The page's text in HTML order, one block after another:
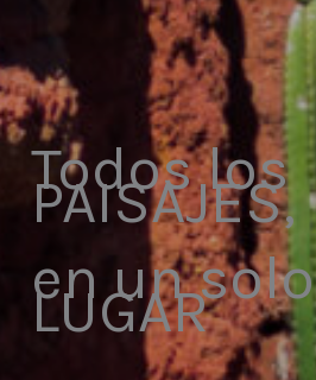
Todos los
PAISAJES,
en un solo
LUGAR